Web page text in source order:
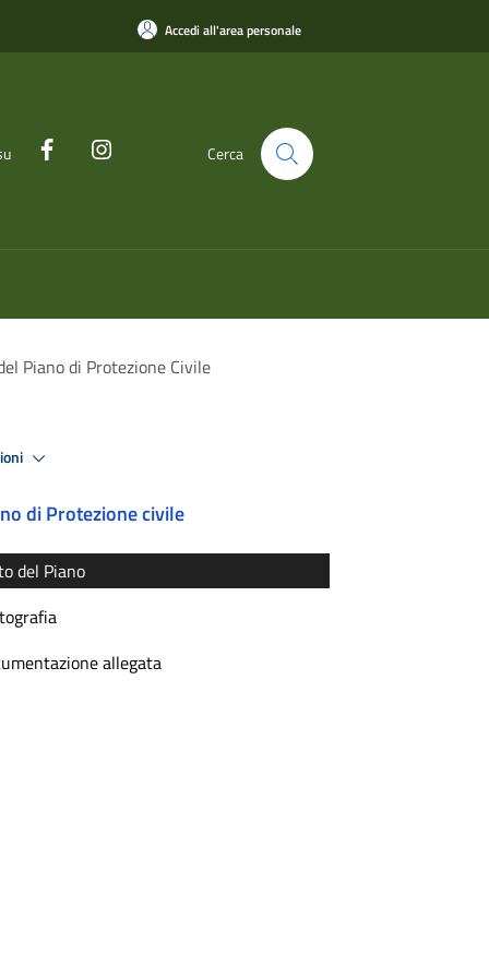
Accedi all'area personale
Cerca
Piano di Protezione Civile
di Protezione civile
del Piano
allegata